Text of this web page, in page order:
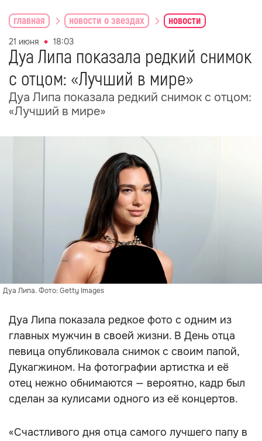
главная новости о звездах новости
21 июня 18:03
Дуа Липа показала редкий снимок
с отцом: «Лучший в мире»
Дуа Липа показала редкий снимок с отцом:
«Лучший в мире»
Дуа Липа. Фото: Getty Images
Дуа Липа показала редкое фото с одним из
главных мужчин в своей жизни. В День отца
певица опубликовала снимок с своим папой,
Дукагжином. На фотографии артистка и её
отец нежно обнимаются — вероятно, кадр был
сделан за кулисами одного из её концертов.
«Счастливого дня отца самого лучшего папу в